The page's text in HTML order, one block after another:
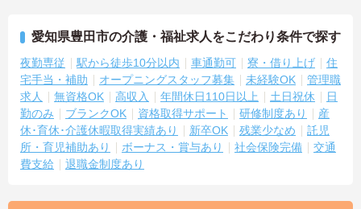
愛知県豊田市の介護・福祉求人をこだわり条件で探す
夜勤専従 駅から徒歩10分以内 車通勤可 寮・借り上げ
住
宅手当・補助
オープニングスタッフ募集 未経験OK
管理職
求人
無資格OK 高収入 年間休日110日以上 土日祝休
日
勤のみ
ブランクOK 資格取得サポート 研修制度あり
産
休･育休･介護休暇取得実績あり
新卒OK 残業少なめ
託児
所・育児補助あり
ボーナス・賞与あり 社会保険完備
交通
費支給
退職金制度あり